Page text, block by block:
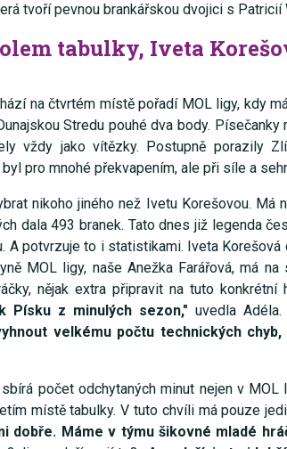
tvoří pevnou brankářskou dvojici s Patricií
tabulky, Iveta
na čtvrtém místě pořadí MOL ligy, kdy
Stredu pouhé dva body.
vždy jako vítězky. Postupně porazily
pro mnohé překvapením, ale při síle a
nikoho jiného než Ivetu Korešovou.
dala 493 branek. Tato dnes již legenda
A potvrzuje to i statistikami. Iveta
MOL ligy, naše Anežka Farářová, má
nějak extra připravit na tuto konkrétní
Písku z minulých sezon," uvedla
velkému počtu technických
počet odchytaných minut nejen v
místě tabulky. V tuto chvíli má pouze
dobře. Máme v týmu šikovné mladé